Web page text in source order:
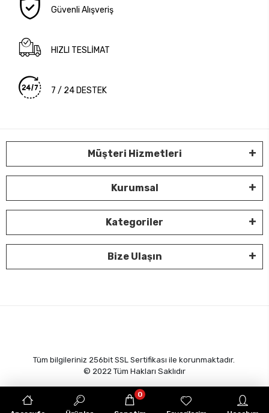
Güvenli Alışveriş
HIZLI TESLİMAT
7 / 24 DESTEK
Müşteri Hizmetleri
Kurumsal
Kategoriler
Bize Ulaşın
Tüm bilgileriniz 256bit SSL Sertifikası ile korunmaktadır.
© 2022 Tüm Hakları Saklıdır
0